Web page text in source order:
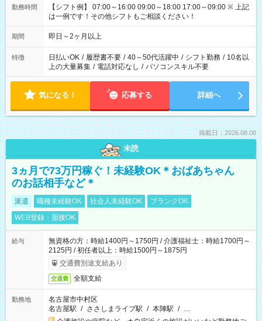
勤務時間
【シフト例】 07:00～16:00 09:00～18:00 17:00～09:00 ※ 上記
は一例です！その他シフトもご相談ください！
期間 即日～2ヶ月以上
特徴 日払いOK / 履歴書不要 / 40～50代活躍中 / シフト勤務 / 10名以
上の大量募集 / 電話対応なし / パソコンスキル不要
気になる！ 応募する 詳細へ
掲載日：2026.08.08
未読
3ヵ月で73万円稼ぐ！未経験OK＊おばあちゃん
のお話相手など＊
派遣 職種未経験OK 社会人未経験OK
ブランクOK
WEB登録・面接OK
給与
無資格の方：時給1400円～1750円 / 介護福祉士：時給1700円～
2125円 / 初任者以上：時給1500円～1875円
交通費別途支給あり
交通費 全額支給
勤務地
名古屋市中村区
名古屋駅 / ささしまライブ駅 / 本陣駅 / …